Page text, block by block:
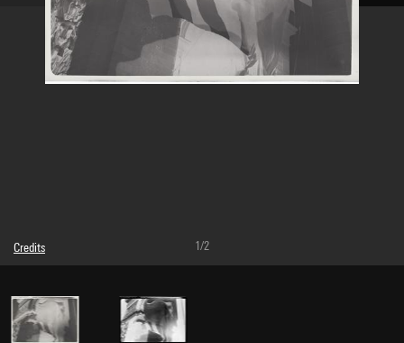
Credits
© Eli Lotar
Image reference : 4G31250
Image presentation :
GrandPalaisRmnPhoto
1/2